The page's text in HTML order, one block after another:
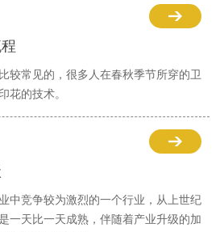
较常见的，很多人在春秋季节所穿的卫
花的技术。
中竞争较为激烈的一个行业，从上世纪
一天比一天成熟，伴随着产业升级的加